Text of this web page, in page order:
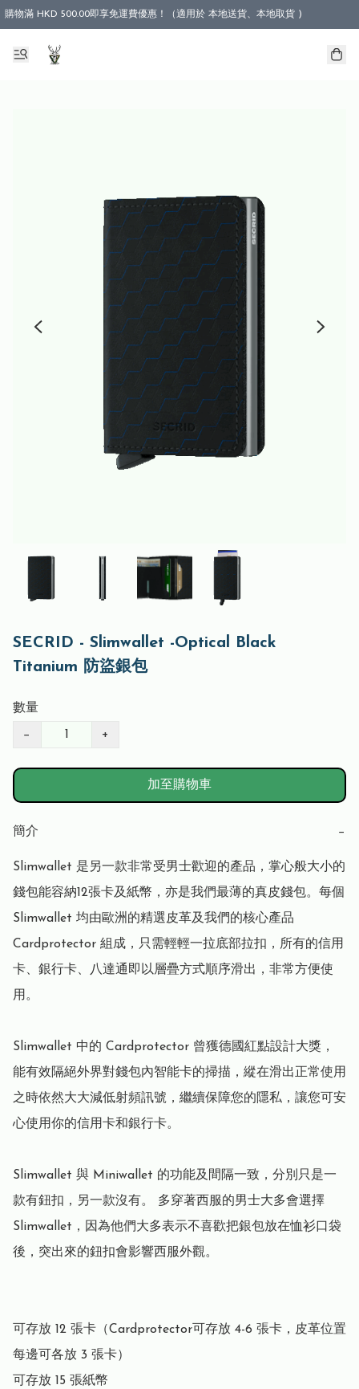
購物滿 HKD 500.00即享免運費優惠！（適用於 本地送貨、本地取貨 )
SECRID - Slimwallet -Optical Black
Titanium 防盜銀包
數量
− +
加至購物車
簡介 −
Slimwallet 是另一款非常受男士歡迎的產品，掌心般大小的
錢包能容納12張卡及紙幣，亦是我們最薄的真皮錢包。每個
Slimwallet 均由歐洲的精選皮革及我們的核心產品
Cardprotector 組成，只需輕輕一拉底部拉扣，所有的信用
卡、銀行卡、八達通即以層疊方式順序滑出，非常方便使
用。
Slimwallet 中的 Cardprotector 曾獲德國紅點設計大獎，
能有效隔絕外界對錢包內智能卡的掃描，縱在滑出正常使用
之時依然大大減低射頻訊號，繼續保障您的隱私，讓您可安
心使用你的信用卡和銀行卡。
Slimwallet 與 Miniwallet 的功能及間隔一致，分別只是一
款有鈕扣，另一款沒有。 多穿著西服的男士大多會選擇
Slimwallet，因為他們大多表示不喜歡把銀包放在恤衫口袋
後，突出來的鈕扣會影響西服外觀。
可存放 12 張卡（Cardprotector可存放 4-6 張卡，皮革位置
每邊可各放 3 張卡）
可存放 15 張紙幣